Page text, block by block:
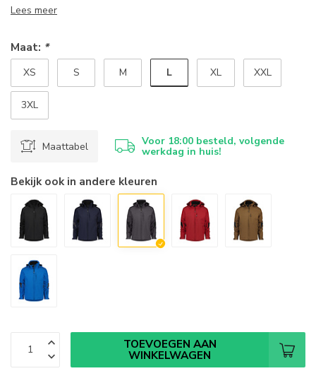
Lees meer
Maat: *
XS S M L XL XXL
3XL
Maattabel Voor 18:00 besteld, volgende
werkdag in huis!
Bekijk ook in andere kleuren
TOEVOEGEN AAN
WINKELWAGEN